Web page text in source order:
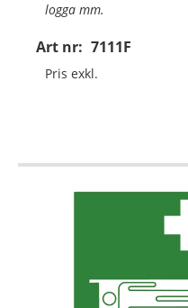
Art nr: 7111F
logga mm.
Material:Självhäftande
Mått:148x210mm
Pris exkl.